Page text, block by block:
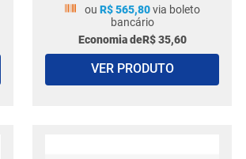
ou R$565,80via boleto
bancário
Economia deR$ 35,60
VER PRODUTO